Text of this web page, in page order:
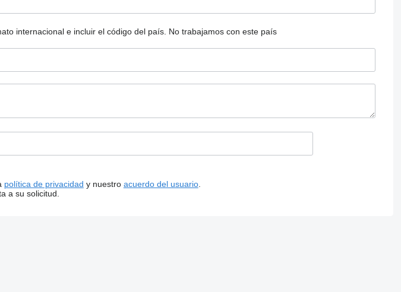
internacional e incluir el código del país. No trabajamos con este país
política de privacidad y nuestro acuerdo del usuario.
a su solicitud.